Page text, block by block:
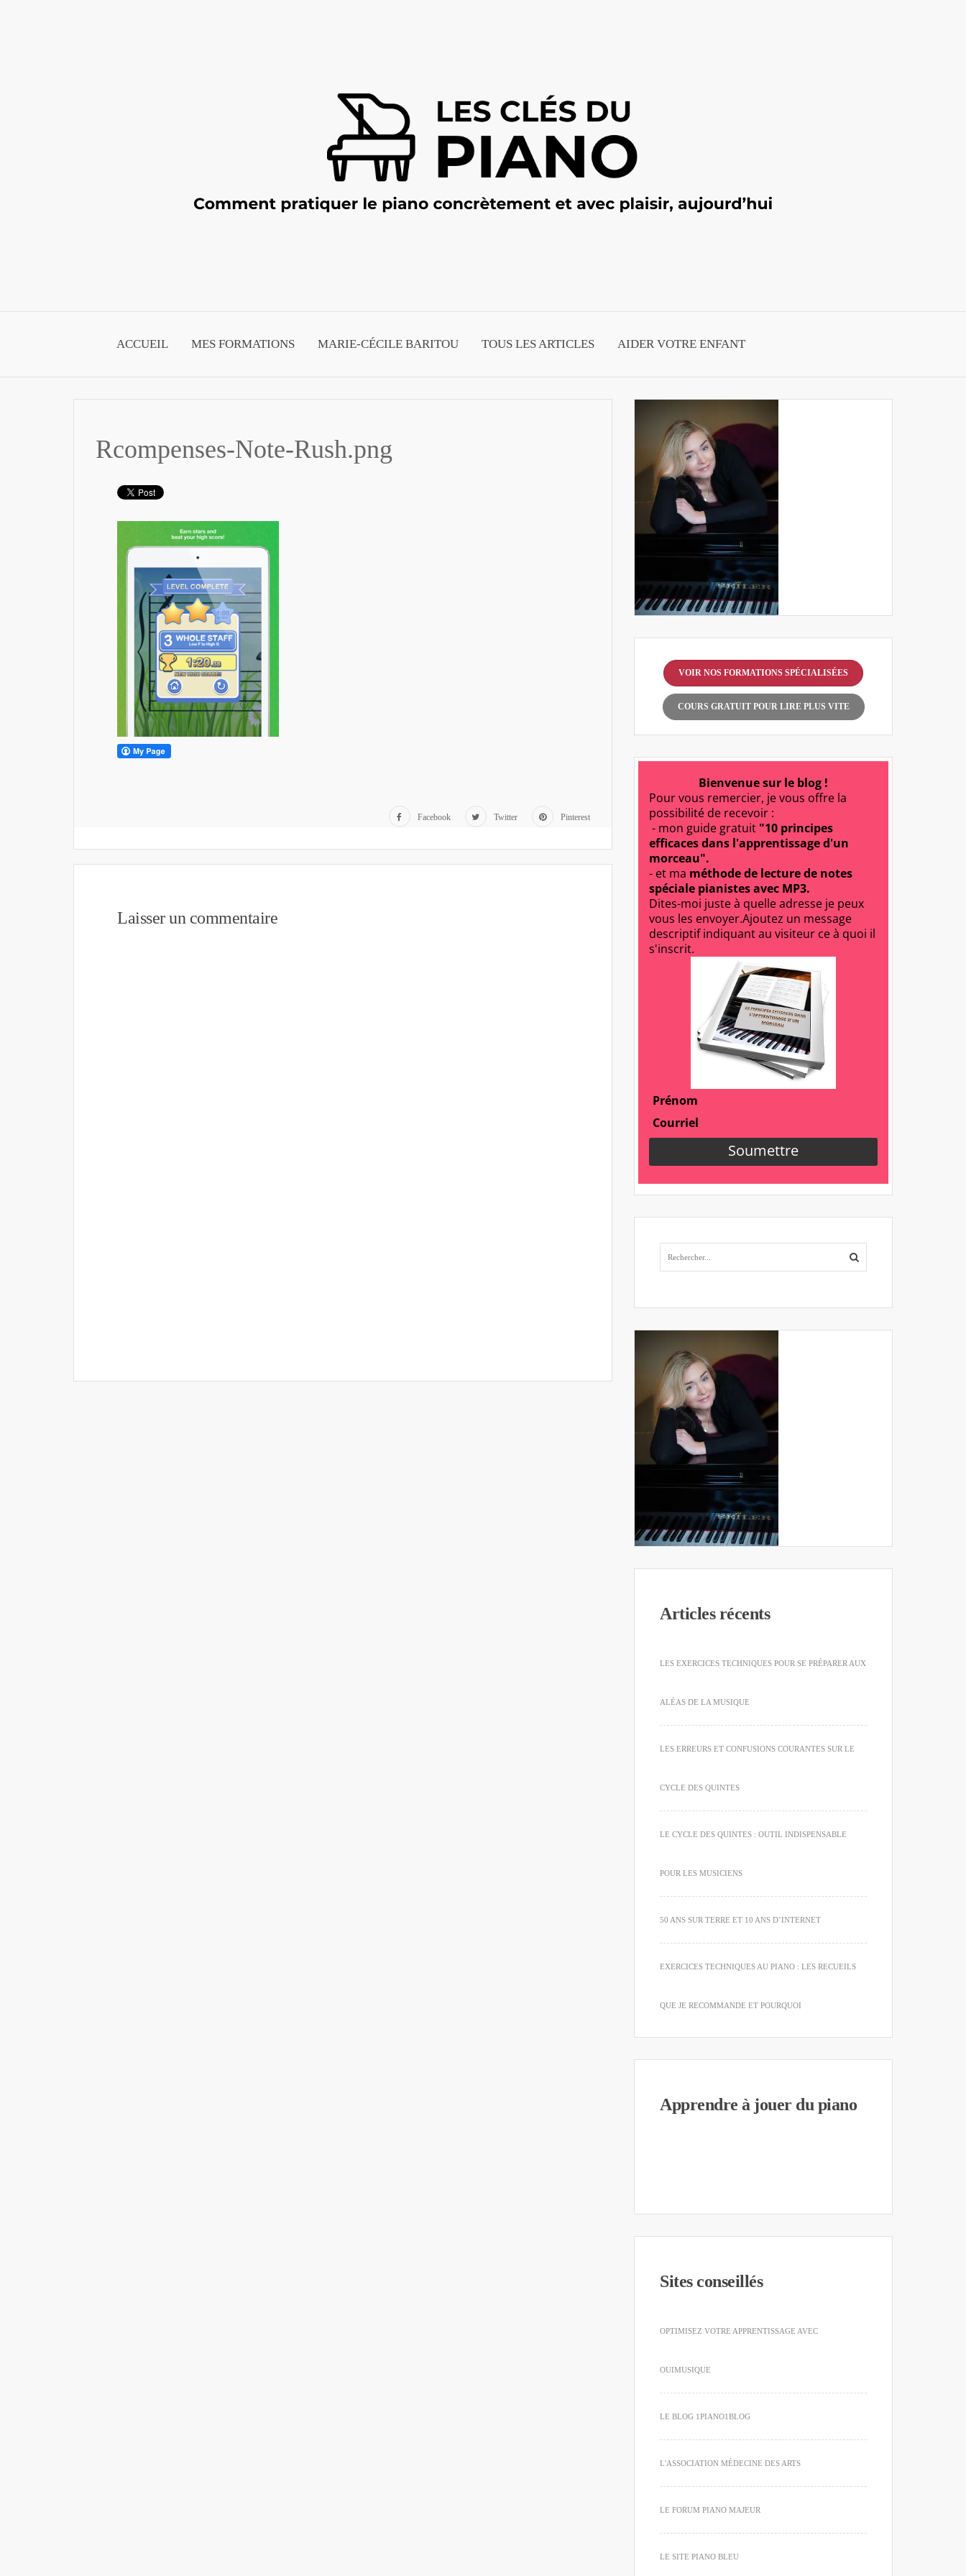
ACCUEIL MES FORMATIONS MARIE-CÉCILE BARITOU TOUS LES ARTICLES AIDER VOTRE ENFANT
Rcompenses-Note-Rush.png
Facebook Twitter Pinterest
Laisser un commentaire
VOIR NOS FORMATIONS SPÉCIALISÉES
COURS GRATUIT POUR LIRE PLUS VITE
Articles récents
LES EXERCICES TECHNIQUES POUR SE PRÉPARER AUX
ALÉAS DE LA MUSIQUE
LES ERREURS ET CONFUSIONS COURANTES SUR LE
CYCLE DES QUINTES
LE CYCLE DES QUINTES : OUTIL INDISPENSABLE
POUR LES MUSICIENS
50 ANS SUR TERRE ET 10 ANS D’INTERNET
EXERCICES TECHNIQUES AU PIANO : LES RECUEILS
QUE JE RECOMMANDE ET POURQUOI
Apprendre à jouer du piano
Sites conseillés
OPTIMISEZ VOTRE APPRENTISSAGE AVEC
OUIMUSIQUE
LE BLOG 1PIANO1BLOG
L'ASSOCIATION MÉDECINE DES ARTS
LE FORUM PIANO MAJEUR
LE SITE PIANO BLEU